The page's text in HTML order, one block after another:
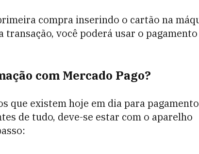
compra inserindo o cartão na
transação, você poderá usar o
com Mercado Pago?
que existem hoje em dia para
de tudo, deve-se estar com o aparelho